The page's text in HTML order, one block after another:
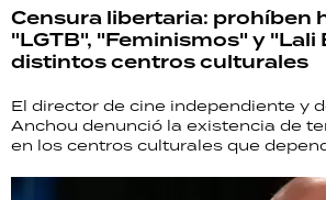
Censura libertaria: prohíben
"LGTB", "Feminismos" y
distintos centros culturales
El director de cine independiente y
Anchou denunció la existencia de
en los centros culturales que